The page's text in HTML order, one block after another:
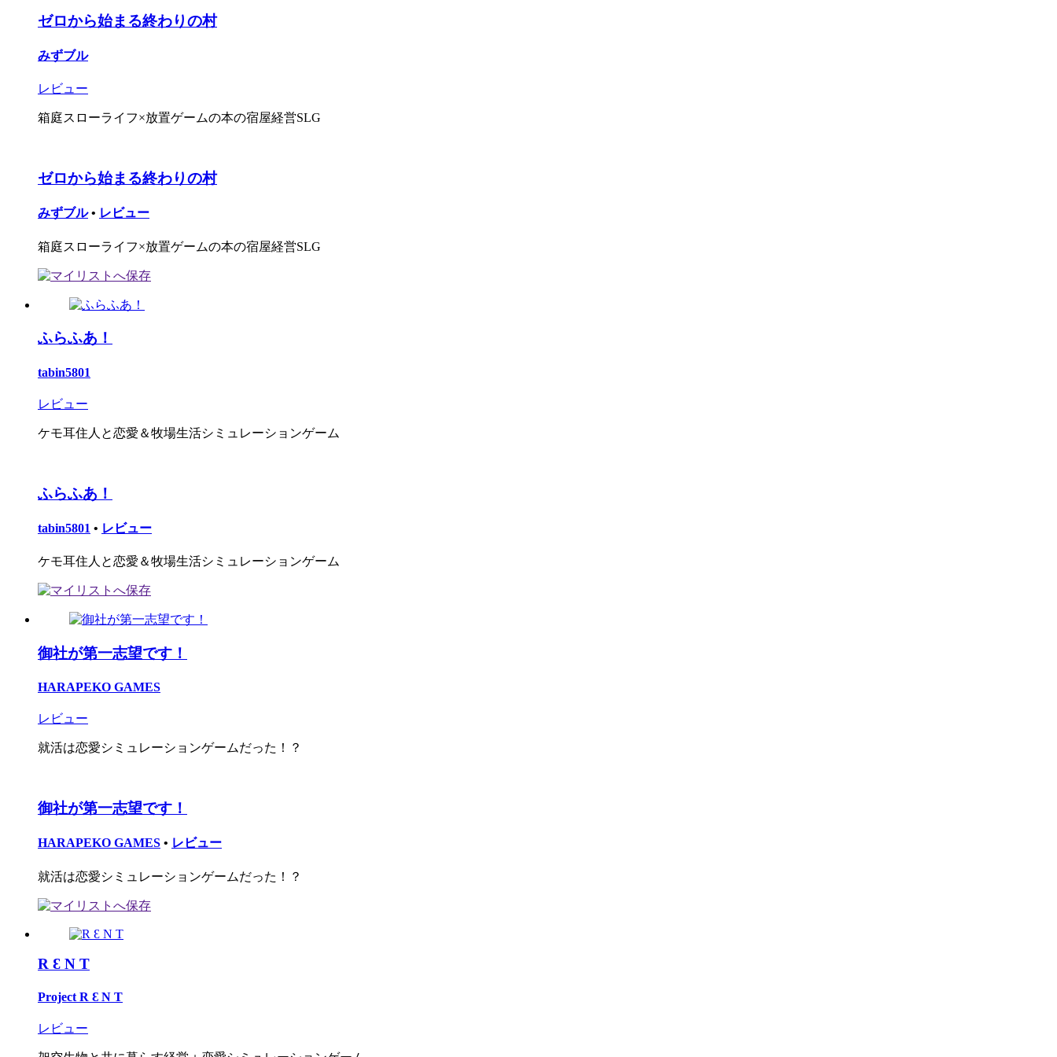
ゼロから始まる終わりの村
みずブル
レビュー
箱庭スローライフ×放置ゲームの本の宿屋経営SLG
ゼロから始まる終わりの村
みずブル • レビュー
箱庭スローライフ×放置ゲームの本の宿屋経営SLG
ふらふあ！
tabin5801
レビュー
ケモ耳住人と恋愛＆牧場生活シミュレーションゲーム
ふらふあ！
tabin5801 • レビュー
ケモ耳住人と恋愛＆牧場生活シミュレーションゲーム
御社が第一志望です！
HARAPEKO GAMES
レビュー
就活は恋愛シミュレーションゲームだった！？
御社が第一志望です！
HARAPEKO GAMES • レビュー
就活は恋愛シミュレーションゲームだった！？
R Ɛ N T
Project R Ɛ N T
レビュー